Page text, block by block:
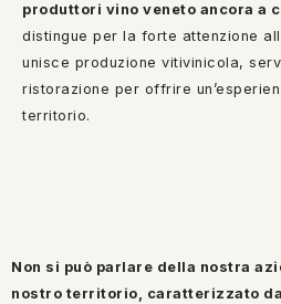
produttori vino veneto ancora a
distingue per la forte attenzione
unisce produzione vitivinicola,
ristorazione per offrire
territorio.
Non si può parlare della nostra
nostro territorio, caratterizzato